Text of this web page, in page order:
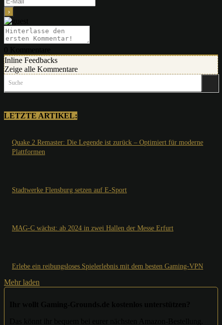
Inline Feedbacks
Zeige alle Kommentare
Suche
LETZTE ARTIKEL:
Quake 2 Remaster: Die Legende ist zurück – Optimiert für moderne
Plattformen
Stadtwerke Flensburg setzen auf E-Sport
MAG-C wächst: ab 2024 in zwei Hallen der Messe Erfurt
Erlebe ein reibungsloses Spielerlebnis mit dem besten Gaming-VPN
Mehr laden